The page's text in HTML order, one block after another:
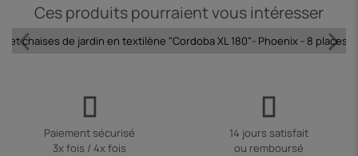
Ces produits pourraient vous intéresser
et chaises de jardin en textilène "Cordoba XL 180"- Phoenix - 8 places -
Paiement sécurisé
3x fois / 4x fois
14 jours satisfait
ou remboursé